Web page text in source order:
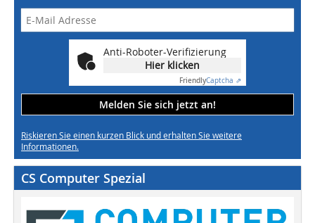
Anti-Roboter-Verifizierung
Hier klicken
FriendlyCaptcha ⇗
Melden Sie sich jetzt an!
Riskieren Sie einen kurzen Blick und erhalten Sie weitere
Informationen.
CS Computer Spezial